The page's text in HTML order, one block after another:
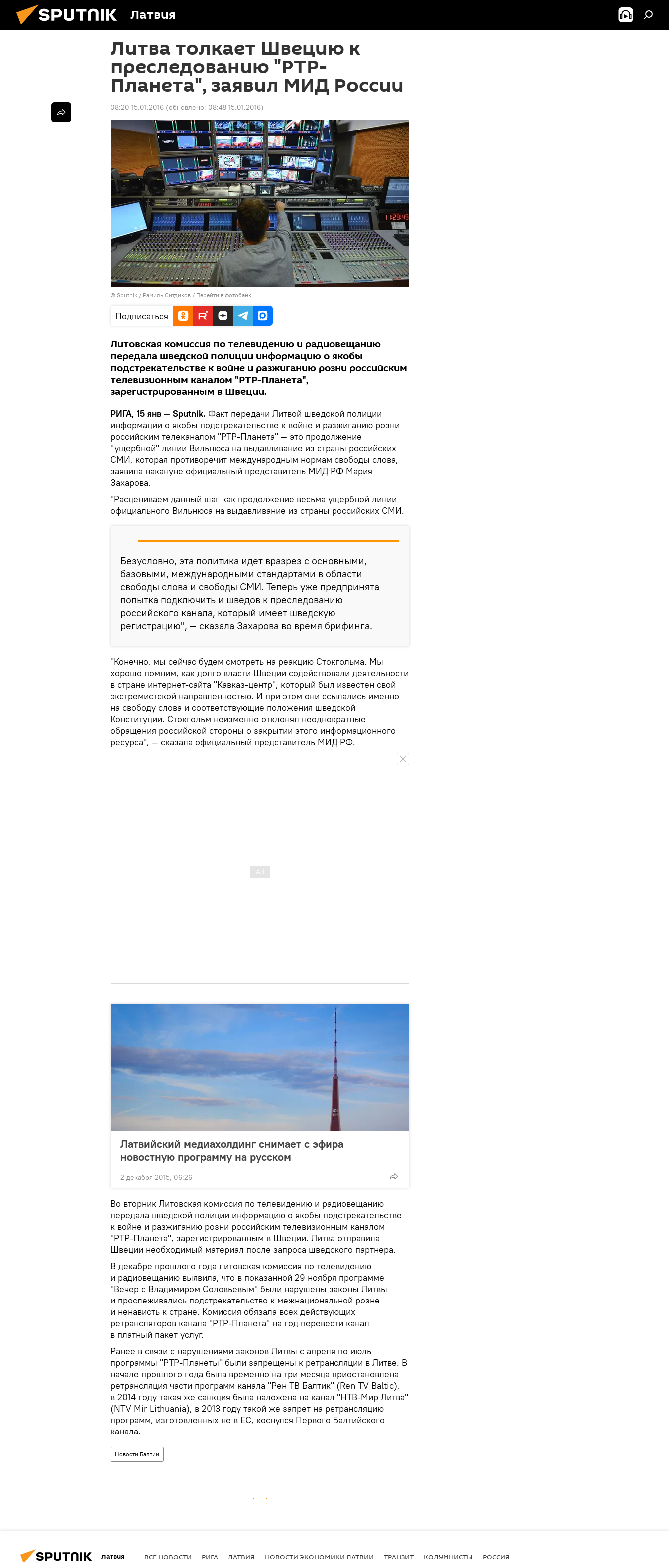
Латвия
Литва толкает Швецию к
преследованию "РТР-
Планета", заявил МИД России
08:20 15.01.2016 (обновлено: 08:48 15.01.2016)
© Sputnik / Рамиль Ситдиков / Перейти в фотобанк
Подписаться
Литовская комиссия по телевидению и радиовещанию
передала шведской полиции информацию о якобы
подстрекательстве к войне и разжиганию розни российским
телевизионным каналом "РТР-Планета",
зарегистрированным в Швеции.
РИГА, 15 янв — Sputnik. Факт передачи Литвой шведской полиции
информации о якобы подстрекательстве к войне и разжиганию розни
российским телеканалом "РТР-Планета" — это продолжение
"ущербной" линии Вильнюса на выдавливание из страны российских
СМИ, которая противоречит международным нормам свободы слова,
заявила накануне официальный представитель МИД РФ Мария
Захарова.
"Расцениваем данный шаг как продолжение весьма ущербной линии
официального Вильнюса на выдавливание из страны российских СМИ.
Безусловно, эта политика идет вразрез с основными,
базовыми, международными стандартами в области
свободы слова и свободы СМИ. Теперь уже предпринята
попытка подключить и шведов к преследованию
российского канала, который имеет шведскую
регистрацию", — сказала Захарова во время брифинга.
"Конечно, мы сейчас будем смотреть на реакцию Стокгольма. Мы
хорошо помним, как долго власти Швеции содействовали деятельности
в стране интернет-сайта "Кавказ-центр", который был известен свой
экстремистской направленностью. И при этом они ссылались именно
на свободу слова и соответствующие положения шведской
Конституции. Стокгольм неизменно отклонял неоднократные
обращения российской стороны о закрытии этого информационного
ресурса", — сказала официальный представитель МИД РФ.
Латвийский медиахолдинг снимает с эфира
новостную программу на русском
2 декабря 2015, 06:26
Во вторник Литовская комиссия по телевидению и радиовещанию
передала шведской полиции информацию о якобы подстрекательстве
к войне и разжиганию розни российским телевизионным каналом
"РТР-Планета", зарегистрированным в Швеции. Литва отправила
Швеции необходимый материал после запроса шведского партнера.
В декабре прошлого года литовская комиссия по телевидению
и радиовещанию выявила, что в показанной 29 ноября программе
"Вечер с Владимиром Соловьевым" были нарушены законы Литвы
и прослеживались подстрекательство к межнациональной розне
и ненависть к стране. Комиссия обязала всех действующих
ретрансляторов канала "РТР-Планета" на год перевести канал
в платный пакет услуг.
Ранее в связи с нарушениями законов Литвы с апреля по июль
программы "РТР-Планеты" были запрещены к ретрансляции в Литве. В
начале прошлого года была временно на три месяца приостановлена
ретрансляция части программ канала "Рен ТВ Балтик" (Ren TV Baltic),
в 2014 году такая же санкция была наложена на канал "НТВ-Мир Литва"
(NTV Mir Lithuania), в 2013 году такой же запрет на ретрансляцию
программ, изготовленных не в ЕС, коснулся Первого Балтийского
канала.
Новости Балтии
Латвия ВСЕ НОВОСТИ РИГА ЛАТВИЯ НОВОСТИ ЭКОНОМИКИ ЛАТВИИ ТРАНЗИТ КОЛУМНИСТЫ РОССИЯ